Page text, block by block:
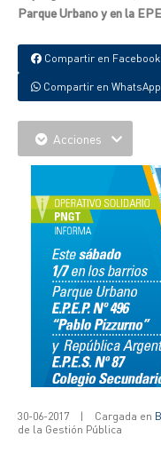
Parque Urbano y en la
Compartir en Facebook
Compartir en WhatsApp
Acciones
30-06-2017 | Cargada en
de la Gestión Pública